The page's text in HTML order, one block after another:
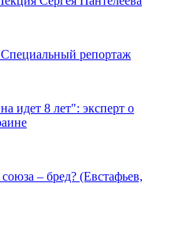
Специальный репортаж
идет 8 лет": эксперт о
– бред? (Евстафьев,